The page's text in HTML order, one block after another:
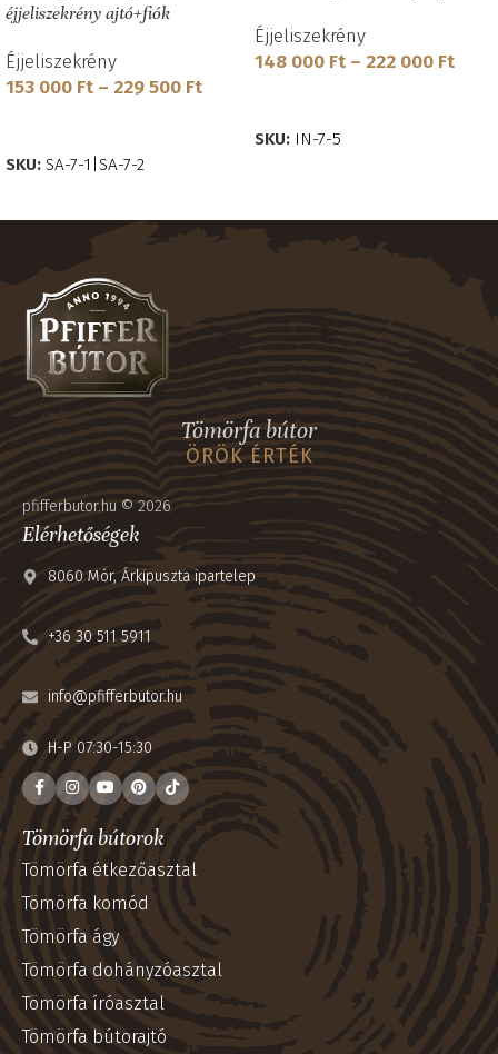
éjjeliszekrény ajtó+fiók
Éjjeliszekrény
153 000 Ft – 229 500 Ft
SKU: SA-7-1|SA-7-2
Éjjeliszekrény
148 000 Ft – 222 000 Ft
SKU: IN-7-5
Tömörfa bútor
ÖRÖK ÉRTÉK
pfifferbutor.hu © 2026
Elérhetőségek
8060 Mór, Árkipuszta ipartelep
+36 30 511 5911
info@pfifferbutor.hu
H-P 07:30-15:30
Tömörfa bútorok
Tömörfa étkezőasztal
Tömörfa komód
Tömörfa ágy
Tömörfa dohányzóasztal
Tömörfa íróasztal
Tömörfa bútorajtó